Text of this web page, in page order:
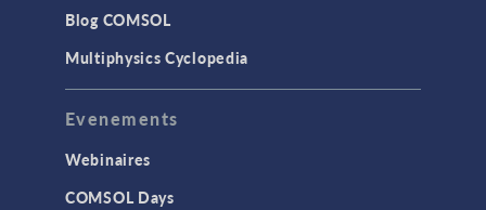
Blog COMSOL
Multiphysics Cyclopedia
Evenements
Webinaires
COMSOL Days